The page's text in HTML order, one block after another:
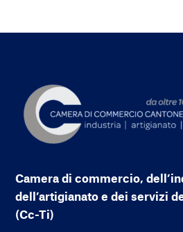
Camera di commercio,
dell’artigianato e dei servizi
(Cc-Ti)